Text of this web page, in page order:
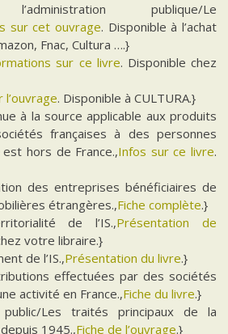
publique/Le
sur cet ouvrage. Disponible à l’achat
Fnac, Cultura ….}
sur ce livre. Disponible chez
l’ouvrage. Disponible à CULTURA.}
à la source applicable aux produits
françaises à des personnes
hors de France.,Infos sur ce livre.
des entreprises bénéficiaires de
étrangères.,Fiche complète.}
de l’IS.,Présentation de
votre libraire.}
de l’IS.,Présentation du livre.}
effectuées par des sociétés
activité en France.,Fiche du livre.}
Les traités principaux de la
1945.,Fiche de l’ouvrage.}